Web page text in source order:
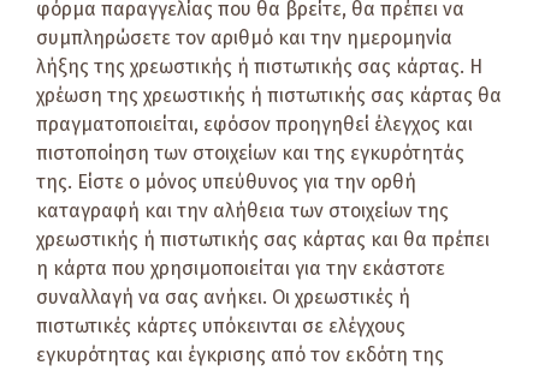
φόρμα παραγγελίας που θα βρείτε, θα πρέπει να
συμπληρώσετε τον αριθμό και την ημερομηνία
λήξης της χρεωστικής ή πιστωτικής σας κάρτας. Η
χρέωση της χρεωστικής ή πιστωτικής σας κάρτας θα
πραγματοποιείται, εφόσον προηγηθεί έλεγχος και
πιστοποίηση των στοιχείων και της εγκυρότητάς
της. Είστε ο μόνος υπεύθυνος για την ορθή
καταγραφή και την αλήθεια των στοιχείων της
χρεωστικής ή πιστωτικής σας κάρτας και θα πρέπει
η κάρτα που χρησιμοποιείται για την εκάστοτε
συναλλαγή να σας ανήκει. Οι χρεωστικές ή
πιστωτικές κάρτες υπόκεινται σε ελέγχους
εγκυρότητας και έγκρισης από τον εκδότη της